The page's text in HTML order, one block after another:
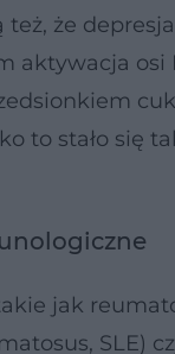
że
aktywacja
to stało się
jak
SLE)